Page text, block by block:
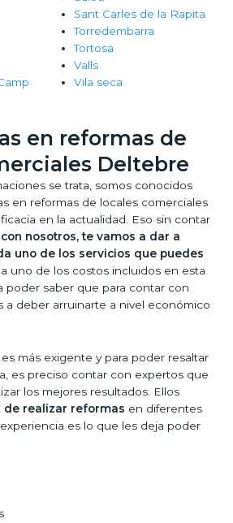
Sant Carles de la Rapita
Torredembarra
Tortosa
Valls
Vila seca
en reformas de
Deltebre
se trata, somos conocidos
en reformas de locales comerciales
en la actualidad. Eso sin contar
nosotros, te vamos a dar a
uno de los servicios que puedes
uno de los costos incluidos en esta
poder saber que para contar con
a deber arruinarte a nivel económico
más exigente y para poder resaltar
es preciso contar con expertos que
los mejores resultados. Ellos
de realizar reformas en diferentes
es lo que les deja poder